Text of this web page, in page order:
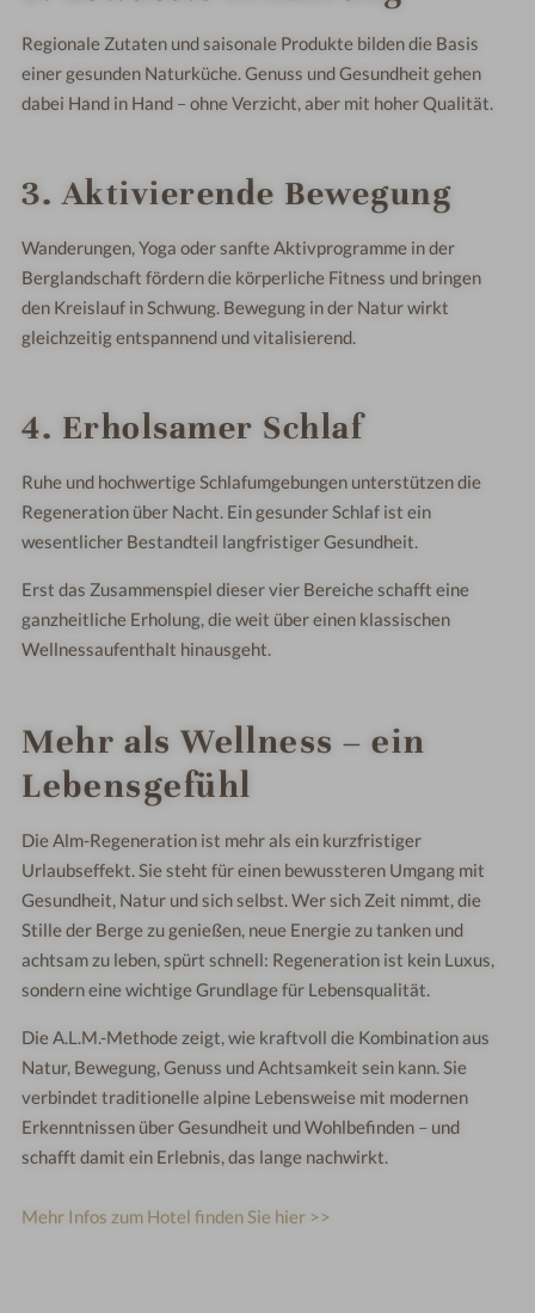
Regionale Zutaten und saisonale Produkte bilden die Basis
einer gesunden Naturküche. Genuss und Gesundheit gehen
dabei Hand in Hand – ohne Verzicht, aber mit hoher Qualität.
3. Aktivierende Bewegung
Wanderungen, Yoga oder sanfte Aktivprogramme in der
Berglandschaft fördern die körperliche Fitness und bringen
den Kreislauf in Schwung. Bewegung in der Natur wirkt
gleichzeitig entspannend und vitalisierend.
4. Erholsamer Schlaf
Ruhe und hochwertige Schlafumgebungen unterstützen die
Regeneration über Nacht. Ein gesunder Schlaf ist ein
wesentlicher Bestandteil langfristiger Gesundheit.
Erst das Zusammenspiel dieser vier Bereiche schafft eine
ganzheitliche Erholung, die weit über einen klassischen
Wellnessaufenthalt hinausgeht.
Mehr als Wellness – ein
Lebensgefühl
Die Alm-Regeneration ist mehr als ein kurzfristiger
Urlaubseffekt. Sie steht für einen bewussteren Umgang mit
Gesundheit, Natur und sich selbst. Wer sich Zeit nimmt, die
Stille der Berge zu genießen, neue Energie zu tanken und
achtsam zu leben, spürt schnell: Regeneration ist kein Luxus,
sondern eine wichtige Grundlage für Lebensqualität.
Die A.L.M.-Methode zeigt, wie kraftvoll die Kombination aus
Natur, Bewegung, Genuss und Achtsamkeit sein kann. Sie
verbindet traditionelle alpine Lebensweise mit modernen
Erkenntnissen über Gesundheit und Wohlbefinden – und
schafft damit ein Erlebnis, das lange nachwirkt.
Mehr Infos zum Hotel finden Sie hier >>